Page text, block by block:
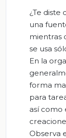
¿Te diste
una
mientras
se usa
En la
forma
para
así como
Observa